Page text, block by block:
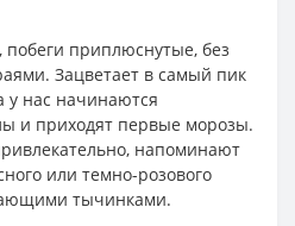
побеги приплюснутые, без
Зацветает в самый пик
у нас начинаются
и приходят первые морозы.
напоминают
или темно-розового
тычинками.